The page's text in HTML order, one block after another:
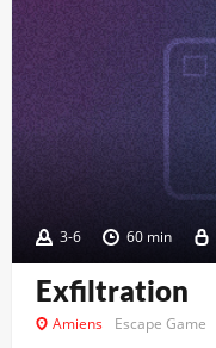
3-6 60 min
Exfiltration
Amiens Escape Game